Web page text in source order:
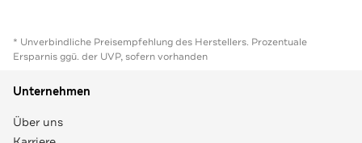
* Unverbindliche Preisempfehlung des Herstellers. Prozentuale
Ersparnis ggü. der UVP, sofern vorhanden
Unternehmen
Über uns